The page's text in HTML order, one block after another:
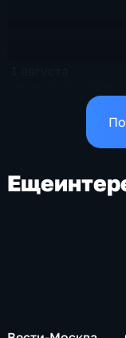
Еще